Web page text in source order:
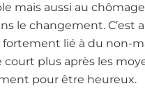
mais aussi au
le changement. C’est
lié à du non-
plus après les
pour être heureux.